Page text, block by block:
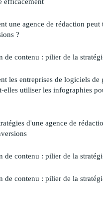
une agence de rédaction
?
de contenu : pilier de la
les entreprises de logiciels de
elles utiliser les infographies
d'une agence de
de contenu : pilier de la
de contenu : pilier de la